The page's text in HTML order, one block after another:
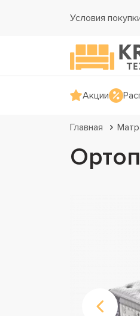
Условия
Акции
Главная